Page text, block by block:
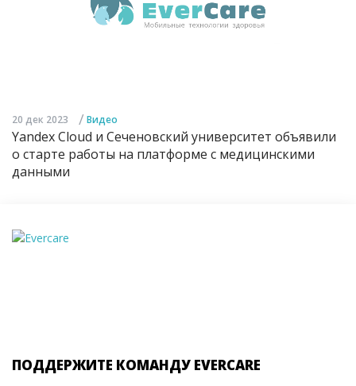
20 дек 2023 / Видео
Yandex Cloud и Сеченовский университет объявили
о старте работы на платформе с медицинскими
данными
ПОДДЕРЖИТЕ КОМАНДУ EVERCARE